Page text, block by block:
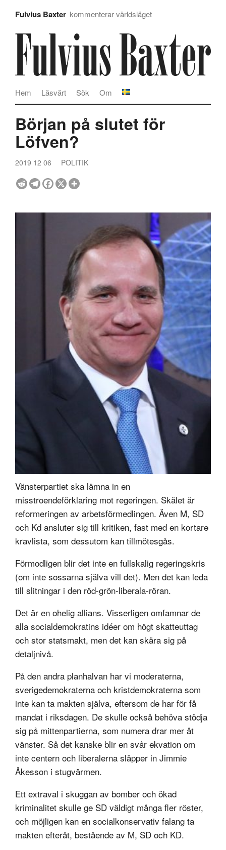
Fulvius Baxter kommenterar världsläget
Om
Sök
Läsvärt
Hem
Början på slutet för
Löfven?
2019 12 06 POLITIK
Vänsterpartiet ska lämna in en
misstroendeförklaring mot regeringen. Skälet är
reformeringen av arbetsförmedlingen. Även M, SD
och Kd ansluter sig till kritiken, fast med en kortare
kravlista, som dessutom kan tillmötesgås.
Förmodligen blir det inte en fullskalig regeringskris
(om inte sossarna själva vill det). Men det kan leda
till slitningar i den röd-grön-liberala-röran.
Det är en ohelig allians. Visserligen omfamnar de
alla socialdemokratins idéer om högt skatteuttag
och stor statsmakt, men det kan skära sig på
detaljnivå.
På den andra planhalvan har vi moderaterna,
sverigedemokraterna och kristdemokraterna som
inte kan ta makten själva, eftersom de har för få
mandat i riksdagen. De skulle också behöva stödja
sig på mittenpartierna, som numera drar mer åt
vänster. Så det kanske blir en svår ekvation om
inte centern och liberalerna släpper in Jimmie
Åkesson i stugvärmen.
Ett extraval i skuggan av bomber och ökad
kriminalitet skulle ge SD väldigt många fler röster,
och möjligen kan en socialkonservativ falang ta
makten efteråt, bestående av M, SD och KD.